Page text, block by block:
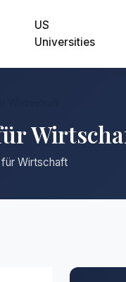
US
Universities
Wirtschaft